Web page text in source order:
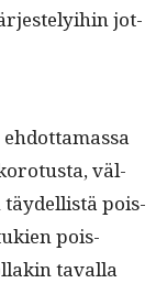
jot­
väl­
täy­del­listä pois­
pois­
taval­la